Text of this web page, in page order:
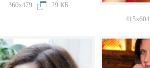
360x479
29 КБ
415x604